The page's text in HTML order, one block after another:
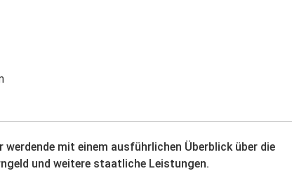
mit einem ausführlichen Überblick über die
und weitere staatliche Leistungen.